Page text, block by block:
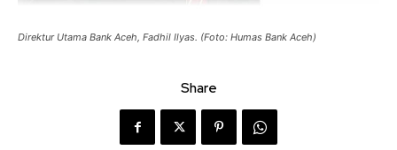
Direktur Utama Bank Aceh, Fadhil Ilyas. (Foto: Humas Bank Aceh)
Share